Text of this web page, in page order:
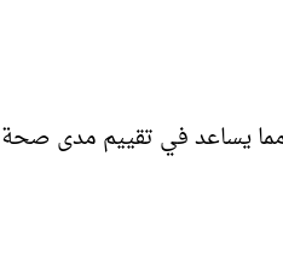
يساعد في تقييم مدى صحة